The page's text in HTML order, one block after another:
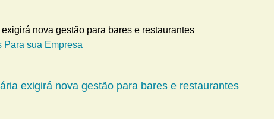
Para sua Empresa
exigirá nova gestão para bares e restaurantes